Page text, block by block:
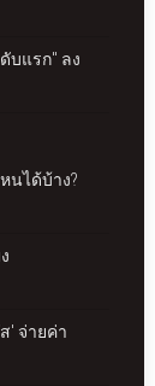
บแรก" ลง
นได้บ้าง?
' จ่ายค่า